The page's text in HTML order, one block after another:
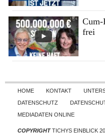
Cum-
frei
HOME KONTAKT
DATENSCHUTZ
MEDIADATEN ONLINE
COPYRIGHTTICHYS EINBLICK